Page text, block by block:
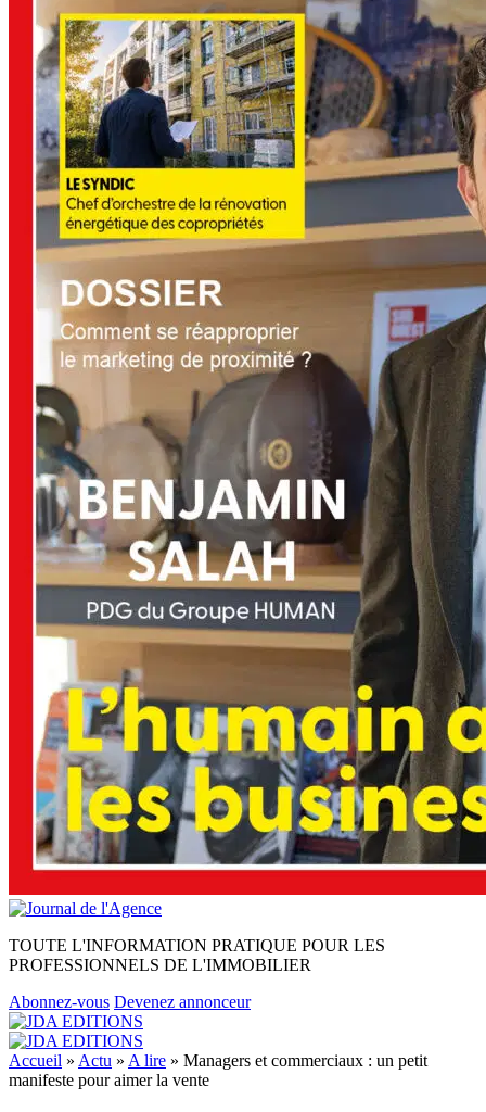
TOUTE L'INFORMATION PRATIQUE POUR LES
PROFESSIONNELS DE L'IMMOBILIER
Abonnez-vous Devenez annonceur
Accueil » Actu » A lire » Managers et commerciaux : un petit
manifeste pour aimer la vente